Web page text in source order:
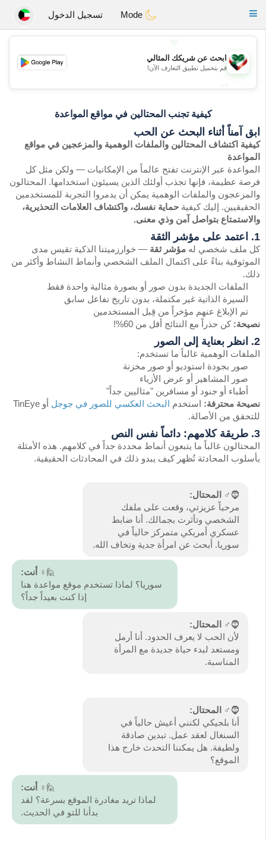
KuwaitChat
Toggle
تسجيل الدخول
💖
💕
ابحث عن شريكك المثالي
قم بتحميل تطبيق التعارف الآن!
كيفية تجنب المحتالين في مواقع المواعدة
ابق آمناً أثناء البحث عن الحب
كيفية اكتشاف المحتالين والملفات الوهمية والمزعجين في مواقع
المواعدة
المواعدة عبر الإنترنت تفتح عالماً من الإمكانيات — ولكن مثل كل
فرصة عظيمة، فإنها تجذب أولئك الذين يسيئون استخدامها. المحتالون
والمزعجون والملفات الوهمية يمكن أن يدمروا التجربة للمستخدمين
الحقيقيين. إليك كيفية حماية نفسك، واكتشاف العلامات التحذيرية،
والاستمتاع بتواصل آمن وذي معنى.
1. اعتمد على مؤشر الثقة
كل ملف شخصي له مؤشر ثقة — خوارزميتنا الذكية تقيس مدى
الموثوقية بناءً على اكتمال الملف الشخصي وأنماط النشاط وأكثر من
ذلك.
الملفات الجديدة بدون صور أو بصورة مثالية واحدة فقط
السيرة الذاتية غير مكتملة، بدون تاريخ تفاعل سابق
تم الإبلاغ عنهم مؤخراً من قِبل المستخدمين
نصيحة: كن حذراً مع النتائج أقل من 60%!
2. انظر بعناية إلى الصور
الملفات الوهمية غالباً ما تستخدم:
صور بجودة استوديو أو صور مخزنة
صور المشاهير أو عرض الأزياء
أطباء أو جنود أو مسافرين "مثاليين جداً"
نصيحة محترفة: استخدم البحث العكسي للصور في جوجل
أو TinEye
للتحقق من الأصالة.
3. طريقة كلامهم: دائماً نفس النص
المحتالون غالباً ما يتبعون أنماط محددة جداً في كلامهم. هذه الأمثلة
بأسلوب المحادثة تُظهر كيف يبدو ذلك في المحادثات الحقيقية.
🧔♂️
المحتال:
مرحباً عزيزتي، وقعت على ملفك
الشخصي وتأثرت بجمالك. أنا ضابط
عسكري أمريكي متمركز حالياً في
سوريا. أبحث عن امرأة جدية وتخاف الله.
🙋♀️ أنت:
سوريا؟ لماذا تستخدم موقع مواعدة هنا
إذا كنت بعيداً جداً؟
🧔♂️
المحتال:
لأن الحب لا يعرف الحدود. أنا أرمل
ومستعد لبدء حياة جديدة مع المرأة
المناسبة.
🧔♂️
المحتال:
أنا بلجيكي لكنني أعيش حالياً في
السنغال لعقد عمل. تبدين صادقة
ولطيفة. هل يمكننا التحدث خارج هذا
الموقع؟
🙋♀️ أنت:
لماذا تريد مغادرة الموقع بسرعة؟ لقد
بدأنا للتو في الحديث.